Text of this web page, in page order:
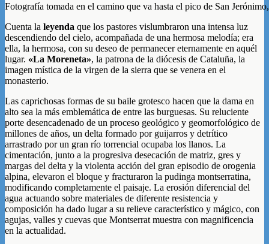
Fotografía tomada en el camino que va hasta el pico de San
Cuenta la leyenda que los pastores vislumbraron una intensa luz
descendiendo del cielo, acompañada de una hermosa melodía; era
ella, la hermosa, con su deseo de permanecer eternamente en aquél
lugar. «La Moreneta», la patrona de la diócesis de Cataluña, la
imagen mística de la virgen de la sierra que se venera en el
monasterio.
Las caprichosas formas de su baile grotesco hacen que la dama en
alto sea la más emblemática de entre las burguesas. Su reluciente
porte desencadenado de un proceso geológico y geomorfológico de
millones de años, un delta formado por guijarros y detrítico
arrastrado por un gran río torrencial ocupaba los llanos. La
cimentación, junto a la progresiva desecación de matriz, gres y
margas del delta y la violenta acción del gran episodio de orogenia
alpina, elevaron el bloque y fracturaron la pudinga montserratina,
modificando completamente el paisaje. La erosión diferencial del
agua actuando sobre materiales de diferente resistencia y
composición ha dado lugar a su relieve característico y mágico, con
agujas, valles y cuevas que Montserrat muestra con magnificencia
en la actualidad.